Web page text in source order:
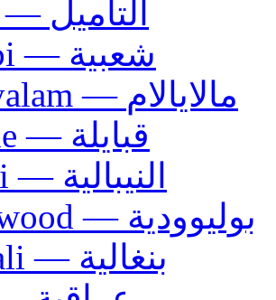
Tamil — التاميل
Chaâbi — شعبية
Malayalam — مالايالام
Kabyle — قبايلة
Nepali — النيبالية
Bollywood — بوليوودية
Bengali — بنغالية